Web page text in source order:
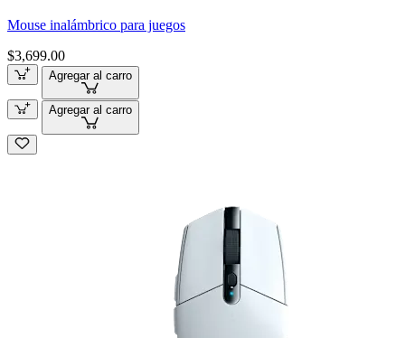
Mouse inalámbrico para juegos
$3,699.00
Agregar al carro
Agregar al carro